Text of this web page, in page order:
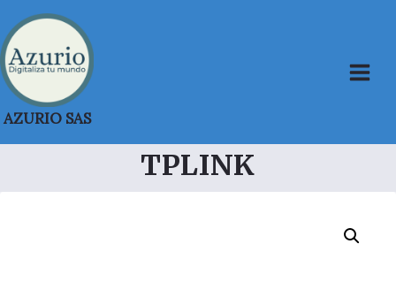
Saltar
al
contenido
AZURIO SAS
TPLINK